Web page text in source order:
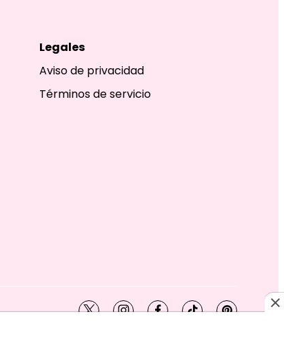
Legales
Aviso de privacidad
Términos de servicio
twitterinstagramfacebook
tiktokpinterest